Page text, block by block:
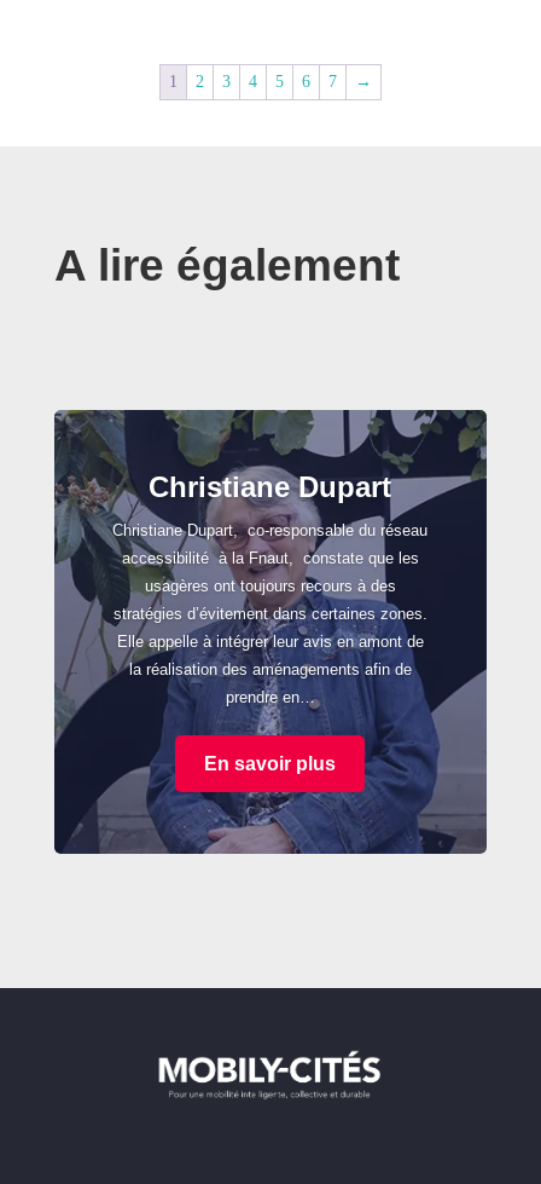
1 2 3 4 5 6 7 →
A lire également
Christiane Dupart
Christiane Dupart, co-responsable du réseau
accessibilité à la Fnaut, constate que les
usagères ont toujours recours à des
stratégies d’évitement dans certaines zones.
Elle appelle à intégrer leur avis en amont de
la réalisation des aménagements afin de
prendre en…
En savoir plus